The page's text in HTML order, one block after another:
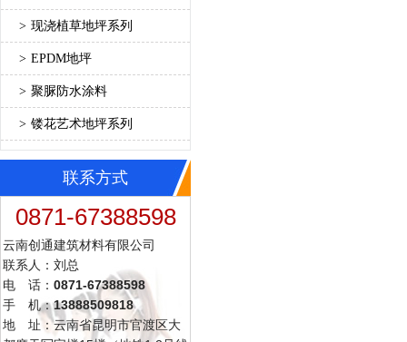
> 现浇植草地坪系列
> EPDM地坪
> 聚脲防水涂料
> 镂花艺术地坪系列
联系方式
0871-67388598
云南创通建筑材料有限公司
联系人：刘总
电 话： 0871-67388598
手 机：13888509818
地 址：云南省昆明市官渡区大